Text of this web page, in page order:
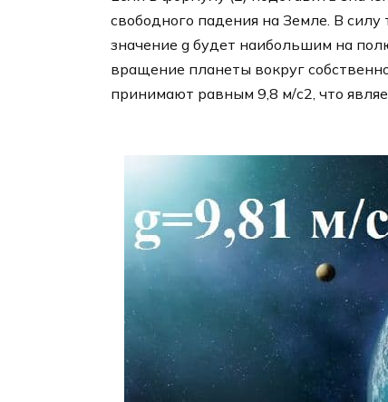
свободного падения на Земле. В
значение g будет наибольшим на
вращение планеты вокруг
принимают равным 9,8 м/с2, что